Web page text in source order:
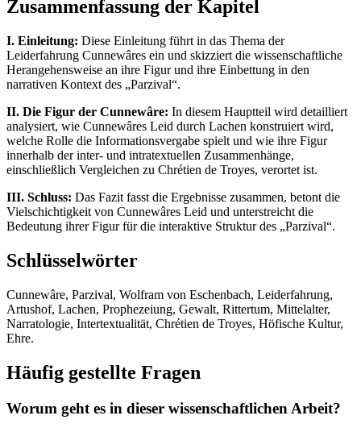
Zusammenfassung der Kapitel
I. Einleitung: Diese Einleitung führt in das Thema der
Leiderfahrung Cunnewâres ein und skizziert die wissenschaftliche
Herangehensweise an ihre Figur und ihre Einbettung in den
narrativen Kontext des „Parzival“.
II. Die Figur der Cunnewâre: In diesem Hauptteil wird detailliert
analysiert, wie Cunnewâres Leid durch Lachen konstruiert wird,
welche Rolle die Informationsvergabe spielt und wie ihre Figur
innerhalb der inter- und intratextuellen Zusammenhänge,
einschließlich Vergleichen zu Chrétien de Troyes, verortet ist.
III. Schluss: Das Fazit fasst die Ergebnisse zusammen, betont die
Vielschichtigkeit von Cunnewâres Leid und unterstreicht die
Bedeutung ihrer Figur für die interaktive Struktur des „Parzival“.
Schlüsselwörter
Cunnewâre, Parzival, Wolfram von Eschenbach, Leiderfahrung,
Artushof, Lachen, Prophezeiung, Gewalt, Rittertum, Mittelalter,
Narratologie, Intertextualität, Chrétien de Troyes, Höfische Kultur,
Ehre.
Häufig gestellte Fragen
Worum geht es in dieser wissenschaftlichen Arbeit?